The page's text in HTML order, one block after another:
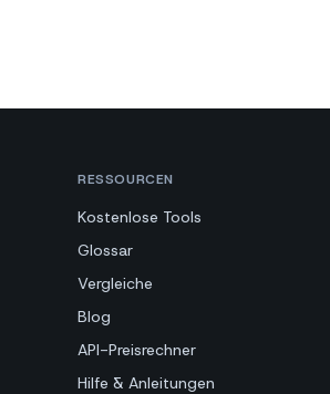
RESSOURCEN
Kostenlose Tools
Glossar
Vergleiche
Blog
API-Preisrechner
Hilfe & Anleitungen